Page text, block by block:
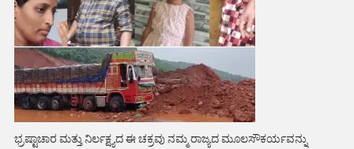
ಭ್ರಷ್ಟಾಚಾರ ಮತ್ತು ನಿರ್ಲಕ್ಷ್ಯದ ಈ ಚಕ್ರವು ನಮ್ಮ ರಾಜ್ಯದ ಮೂಲಸೌಕರ್ಯವನ್ನು